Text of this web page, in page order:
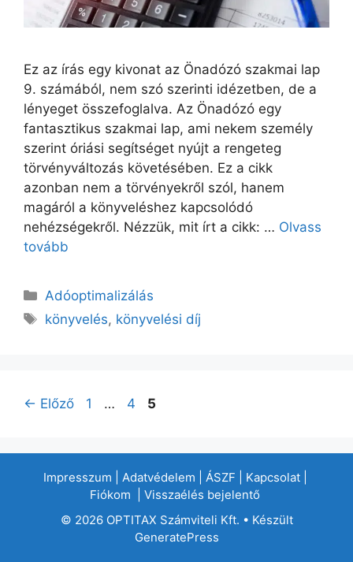
Ez az írás egy kivonat az Önadózó szakmai lap
9. számából, nem szó szerinti idézetben, de a
lényeget összefoglalva. Az Önadózó egy
fantasztikus szakmai lap, ami nekem személy
szerint óriási segítséget nyújt a rengeteg
törvényváltozás követésében. Ez a cikk
azonban nem a törvényekről szól, hanem
magáról a könyveléshez kapcsolódó
nehézségekről. Nézzük, mit írt a cikk: … Olvass
tovább
Adóoptimalizálás
könyvelés, könyvelési díj
← Előző 1 … 4 5
Impresszum Adatvédelem ÁSZF Kapcsolat|
Fiókom
Visszaélés bejelentő
© 2026 OPTITAX Számviteli Kft. • Készült
GeneratePress